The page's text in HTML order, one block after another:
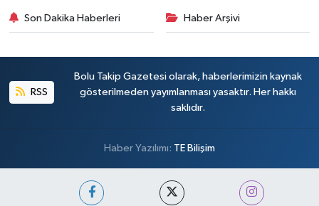
Son Dakika Haberleri Haber Arşivi
RSS
Bolu Takip Gazetesi olarak, haberlerimizin kaynak
gösterilmeden yayımlanması yasaktır. Her hakkı
saklıdır.
Haber Yazılımı: TE Bilişim